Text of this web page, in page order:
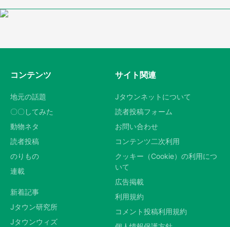
コンテンツ
地元の話題
〇〇してみた
動物ネタ
読者投稿
のりもの
連載
新着記事
Jタウン研究所
Jタウンウィズ
サイト関連
Jタウンネットについて
読者投稿フォーム
お問い合わせ
コンテンツ二次利用
クッキー（Cookie）の利用につ
いて
広告掲載
利用規約
コメント投稿利用規約